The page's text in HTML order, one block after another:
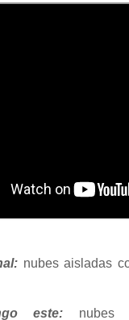
nubes aisladas
este: nubes